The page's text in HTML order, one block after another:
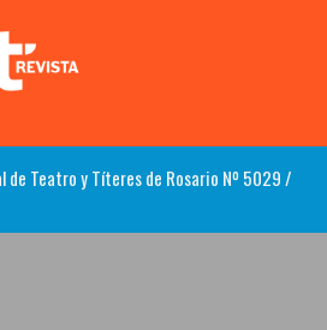
de Teatro y Títeres de Rosario Nº 5029 /